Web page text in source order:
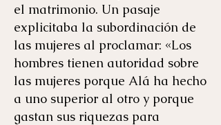
el matrimonio. Un pasaje
explicitaba la subordinación de
las mujeres al proclamar: «Los
hombres tienen autoridad sobre
las mujeres porque Alá ha hecho
a uno superior al otro y porque
gastan sus riquezas para